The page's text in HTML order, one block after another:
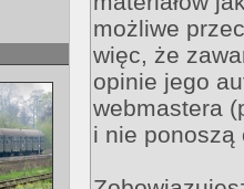
możliwe
więc, że
opinie jego
webmastera
i nie ponoszą